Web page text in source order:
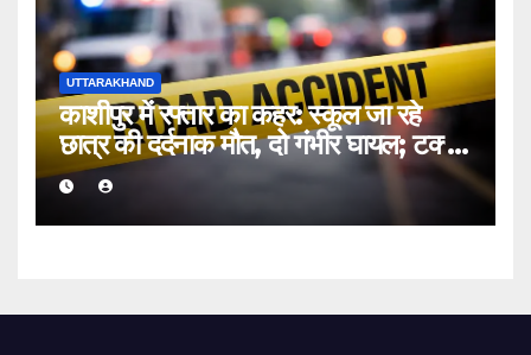
UTTARAKHAND
काशीपुर में रफ्तार का कहर: स्कूल जा रहे
छात्र की दर्दनाक मौत, दो गंभीर घायल; टक्कर
मारकर चालक फरार